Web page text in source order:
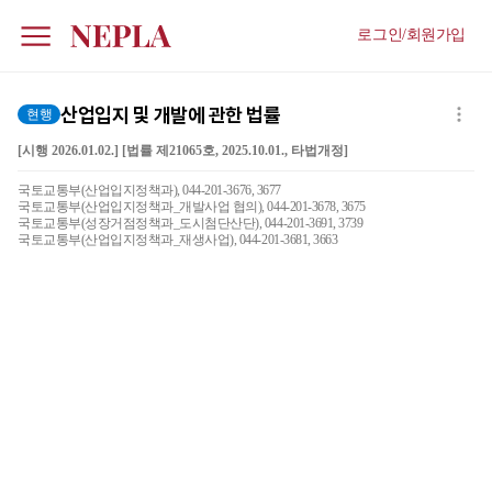
로그인/회원가입
현행 산업입지 및 개발에 관한 법률
[시행 2026.01.02.] [법률 제21065호, 2025.10.01., 타법개정]
국토교통부(산업입지정책과), 044-201-3676, 3677
국토교통부(산업입지정책과_개발사업 협의), 044-201-3678, 3675
국토교통부(성장거점정책과_도시첨단산단), 044-201-3691, 3739
국토교통부(산업입지정책과_재생사업), 044-201-3681, 3663